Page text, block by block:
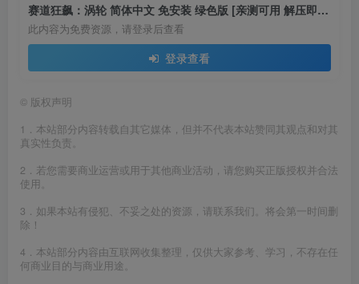
赛道狂飙：涡轮 简体中文 免安装 绿色版 [亲测可用 解压即玩]【3.82GB】
此内容为免费资源，请登录后查看
登录查看
© 版权声明
1．本站部分内容转载自其它媒体，但并不代表本站赞同其观点和对其
真实性负责。
2．若您需要商业运营或用于其他商业活动，请您购买正版授权并合法
使用。
3．如果本站有侵犯、不妥之处的资源，请联系我们。将会第一时间删
除！
4．本站部分内容由互联网收集整理，仅供大家参考、学习，不存在任
何商业目的与商业用途。